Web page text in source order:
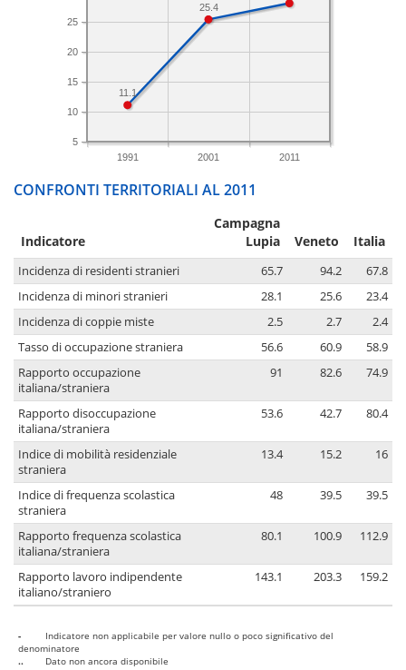
1991 2001 2011
5
10
15
20
25
25.4
11.1
CONFRONTI TERRITORIALI AL 2011
Indicatore
Campagna
Lupia
Veneto Italia
Incidenza di residenti stranieri 65.7 94.2
67.8
Incidenza di minori stranieri
28.1 25.6
23.4
Incidenza di coppie miste
2.5 2.7
2.4
Tasso di occupazione straniera
56.6 60.9
58.9
Rapporto occupazione
italiana/straniera
91 82.6 74.9
Rapporto disoccupazione
italiana/straniera
53.6 42.7 80.4
Indice di mobilità residenziale
straniera
13.4 15.2 16
Indice di frequenza scolastica
straniera
48 39.5 39.5
Rapporto frequenza scolastica
italiana/straniera
80.1 100.9 112.9
Rapporto lavoro indipendente
italiano/straniero
143.1 203.3 159.2
-
Indicatore non applicabile per valore nullo o poco significativo del
denominatore
..
Dato non ancora disponibile